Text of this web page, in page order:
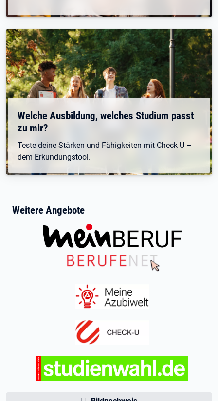
Welche Ausbildung, welches Studium passt
zu mir?
Teste deine Stärken und Fähigkeiten mit Check-U –
dem Erkundungstool.
Weitere Angebote